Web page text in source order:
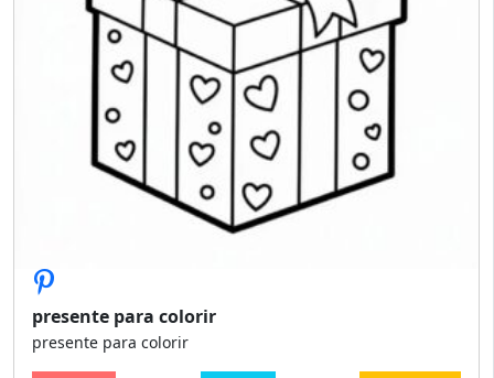
presente para colorir
presente para colorir